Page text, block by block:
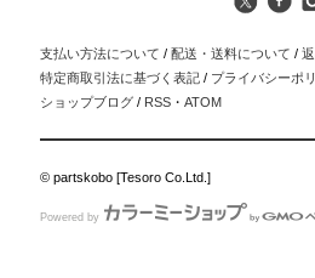
支払い方法について / 配送・送料について /
特定商取引法に基づく表記 / プライバシーポ
ショップブログ / RSS ・ATOM
© partskobo [Tesoro Co.Ltd.]
Powered by